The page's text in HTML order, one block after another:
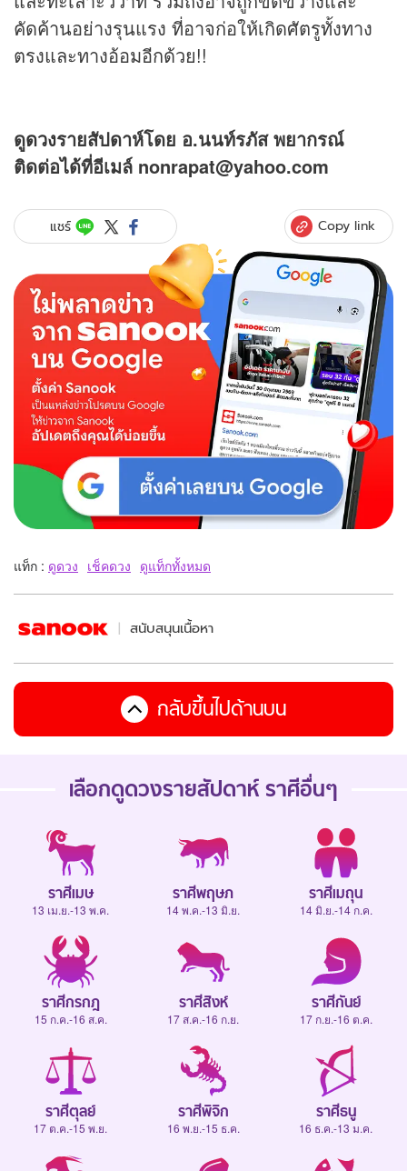
คัดค้านอย่างรุนแรง ที่อาจก่อให้เกิดศัตรูทั้งทาง
ตรงและทางอ้อมอีกด้วย!!
ดูดวงรายสัปดาห์โดย อ.นนท์รภัส พยากรณ์
ติดต่อได้ที่อีเมล์ nonrapat@yahoo.com
แชร์ Copy link
แท็ก : ดูดวง เช็คดวง ดูแท็กทั้งหมด
สนับสนุนเนื้อหา
กลับขึ้นไปด้านบน
เลือกดูดวงรายสัปดาห์ ราศีอื่นๆ
ราศีเมษ
13 เม.ย.-13 พ.ค.
ราศีพฤษภ
14 พ.ค.-13 มิ.ย.
ราศีเมถุน
14 มิ.ย.-14 ก.ค.
ราศีกรกฎ
15 ก.ค.-16 ส.ค.
ราศีสิงห์
17 ส.ค.-16 ก.ย.
ราศีกันย์
17 ก.ย.-16 ต.ค.
ราศีตุลย์
17 ต.ค.-15 พ.ย.
ราศีพิจิก
16 พ.ย.-15 ธ.ค.
ราศีธนู
16 ธ.ค.-13 ม.ค.